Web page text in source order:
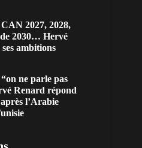
2027, 2028,
2030… Hervé
ambitions
ne parle pas
Renard répond
l’Arabie